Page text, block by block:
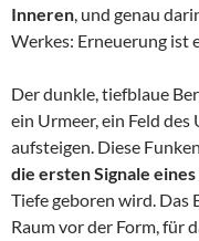
Inneren, und genau
Werkes: Erneuerung ist
Der dunkle, tiefblaue
ein Urmeer, ein Feld
aufsteigen. Diese
die ersten Signale
Tiefe geboren wird. Das
Raum vor der Form, für